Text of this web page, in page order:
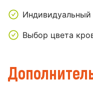
Индивидуальный
Выбор цвета